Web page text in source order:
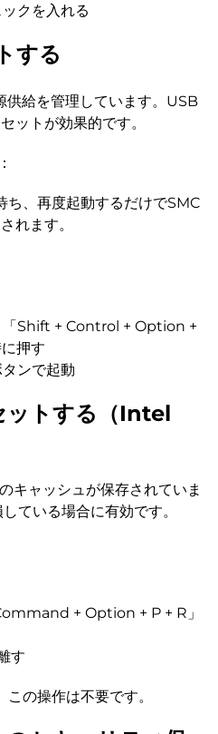
クを入れる
する
供給を管理しています。USB
ットが効果的です。
ち、再度起動するだけでSMC
れます。
「Shift + Control + Option +
押す
ンで起動
ットする（Intel
キャッシュが保存されていま
ている場合に有効です。
+ Option + P + R」
す
の操作は不要です。